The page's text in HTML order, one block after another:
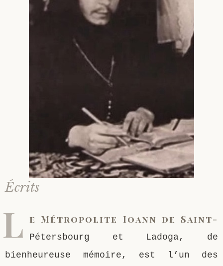
Écrits
L e Métropolite Ioann de Saint-
Pétersbourg et Ladoga, de
bienheureuse mémoire, est l’un des